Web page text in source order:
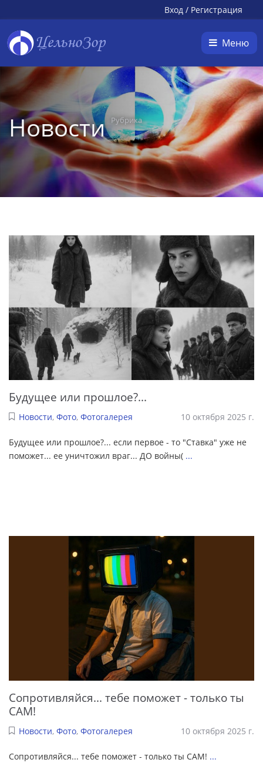
Вход / Регистрация
ЦельноЗор Меню
НовостиРубрика
Будущее или прошлое?...
Новости, Фото, Фотогалерея 10 октября 2025 г.
Будущее или прошлое?... если первое - то "Ставка" уже не
поможет... ее уничтожил враг... ДО войны( ...
Сопротивляйся... тебе поможет - только ты
САМ!
Новости, Фото, Фотогалерея 10 октября 2025 г.
Сопротивляйся... тебе поможет - только ты САМ! ...